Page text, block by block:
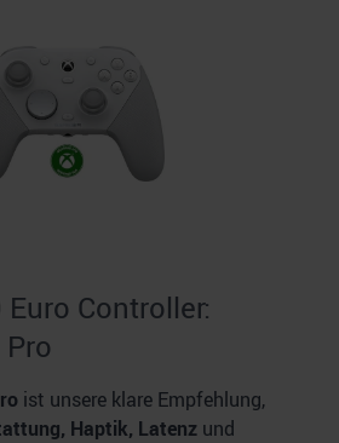
Controller:
ist unsere klare Empfehlung,
Haptik, Latenz und